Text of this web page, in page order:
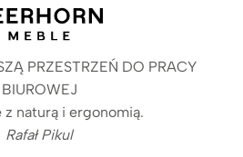
PRZESTRZEŃ DO PRACY
BIUROWEJ
naturą i ergonomią.
Rafał Pikul